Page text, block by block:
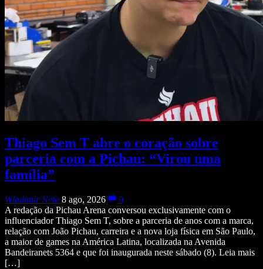
Thiago Sem T abre o coração sobre
parceria com a Pichau: “Virou uma
família”
Wladimir Neto 8 ago, 2026
0
A redação da Pichau Arena conversou exclusivamente com o
influenciador Thiago Sem T, sobre a parceria de anos com a marca,
relação com João Pichau, carreira e a nova loja física em São Paulo,
a maior de games na América Latina, localizada na Avenida
Bandeiranets 5364 e que foi inaugurada neste sábado (8). Leia mais
[…]